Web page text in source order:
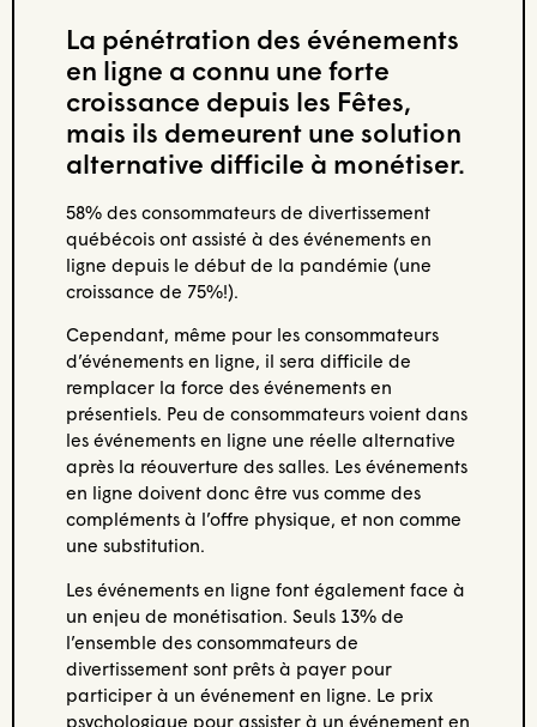
La pénétration des événements
en ligne a connu une forte
croissance depuis les Fêtes,
mais ils demeurent une solution
alternative difficile à monétiser.
58% des consommateurs de divertissement
québécois ont assisté à des événements en
ligne depuis le début de la pandémie (une
croissance de 75%!).
Cependant, même pour les consommateurs
d’événements en ligne, il sera difficile de
remplacer la force des événements en
présentiels. Peu de consommateurs voient dans
les événements en ligne une réelle alternative
après la réouverture des salles. Les événements
en ligne doivent donc être vus comme des
compléments à l’offre physique, et non comme
une substitution.
Les événements en ligne font également face à
un enjeu de monétisation. Seuls 13% de
l’ensemble des consommateurs de
divertissement sont prêts à payer pour
participer à un événement en ligne. Le prix
psychologique pour assister à un événement en